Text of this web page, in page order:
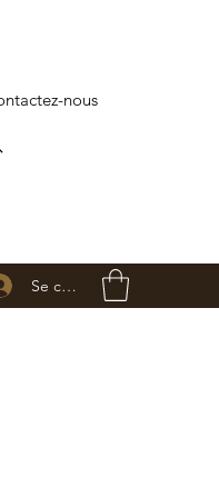
nous
Se connecter